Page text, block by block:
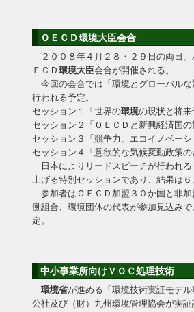
ＯＥＣＤ環境大臣会合
２００８年４月２８・２９日の両日
ＥＣＤ 環境大臣会合が開催される。
今回の会合では「環境とグローバル
行われる予定。
セッション１「世界の環境の現状と将来
セッション２「ＯＥＣＤと新興経済国の
セッション３「競争力、エコイノベーシ
セッション４「意欲的な気候変動政策の
日本によりリードスピーチが行われる
上げる特別セッションであり、結果は
参加者はＯＥＣＤ加盟３０か国と非
働組合、環境団体の代表が参加見込み
定。
中小事業所向けＶＯＣ処理技術
環境省が進める「環境技術実証モデ
公社及び（財）九州環境管理協会が実